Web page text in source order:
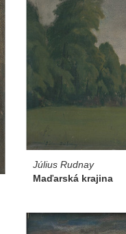
Július Rudnay
Maďarská krajina